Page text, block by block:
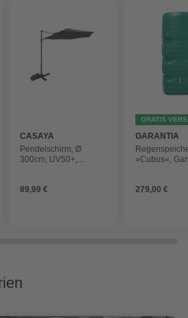
CASAYA
Pendelschirm, Ø
300cm, UV50+,
89,99 €
GRATIS
GARANTIA
»Cubus«,
279,00 €